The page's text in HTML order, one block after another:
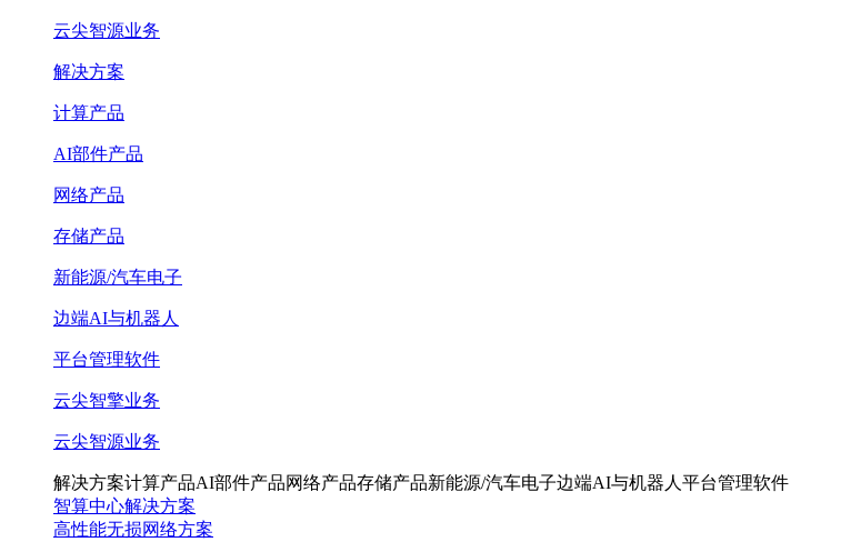
云尖智源业务
解决方案
计算产品
AI部件产品
网络产品
存储产品
新能源/汽车电子
边端AI与机器人
平台管理软件
云尖智擎业务
云尖智源业务
解决方案计算产品AI部件产品网络产品存储产品新能源/汽车电子边端AI与机器人 平台管理软件
智算中心解决方案
高性能无损网络方案